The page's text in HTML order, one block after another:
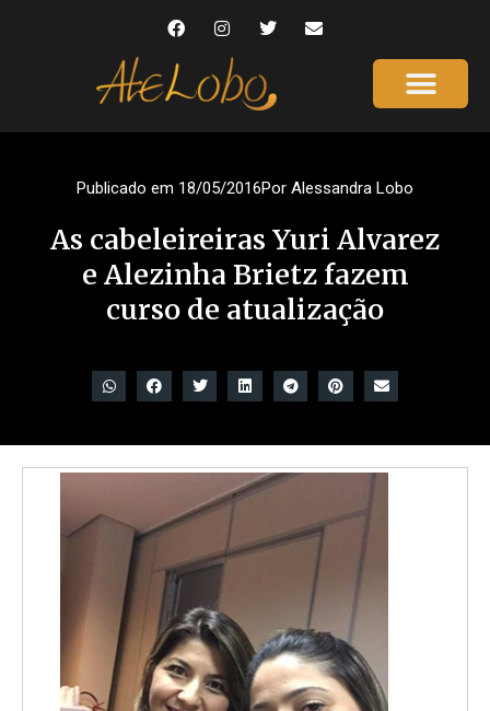
Publicado em 18/05/2016Por Alessandra Lobo
As cabeleireiras Yuri Alvarez
e Alezinha Brietz fazem
curso de atualização